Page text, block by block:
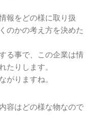
報をどの様に取り扱
のかの考え方を決めた
る事で、この企業は情
りします。
がりますね。
容はどの様な物なので